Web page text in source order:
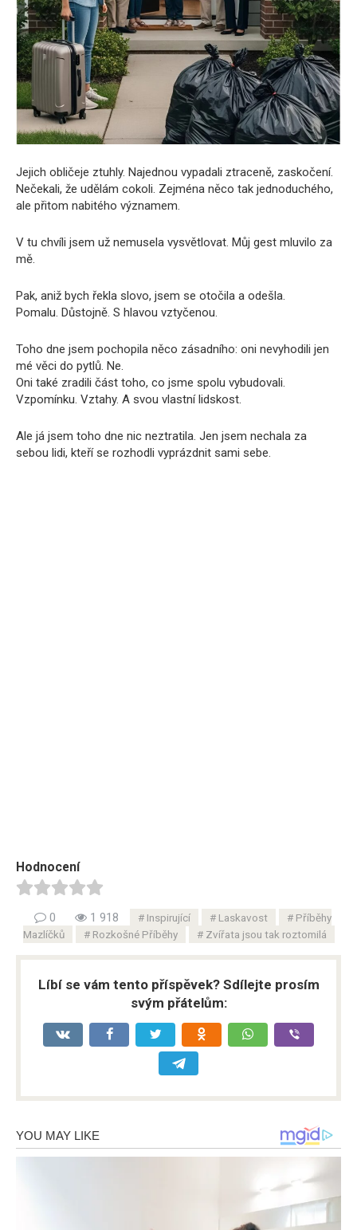
Jejich obličeje ztuhly. Najednou vypadali ztraceně, zaskočení.
Nečekali, že udělám cokoli. Zejména něco tak jednoduchého,
ale přitom nabitého významem.
V tu chvíli jsem už nemusela vysvětlovat. Můj gest mluvilo za
mě.
Pak, aniž bych řekla slovo, jsem se otočila a odešla.
Pomalu. Důstojně. S hlavou vztyčenou.
Toho dne jsem pochopila něco zásadního: oni nevyhodili jen
mé věci do pytlů. Ne.
Oni také zradili část toho, co jsme spolu vybudovali.
Vzpomínku. Vztahy. A svou vlastní lidskost.
Ale já jsem toho dne nic neztratila. Jen jsem nechala za
sebou lidi, kteří se rozhodli vyprázdnit sami sebe.
Hodnocení
0 1 918 Inspirující Laskavost
Příběhy
Mazlíčků
Rozkošné Příběhy Zvířata jsou tak roztomilá
Líbí se vám tento příspěvek? Sdílejte prosím
svým přátelům: